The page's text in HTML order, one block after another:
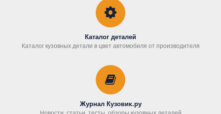
Каталог деталей
Каталог кузовных детали в цвет автомобиля от производителя
Журнал Кузовик.ру